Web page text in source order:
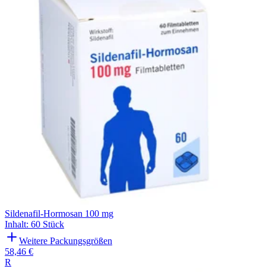
Sildenafil-Hormosan 100 mg
Inhalt: 60 Stück
Weitere Packungsgrößen
58,46 €
R